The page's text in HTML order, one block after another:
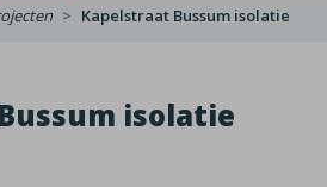
Kapelstraat Bussum isolatie
isolatie